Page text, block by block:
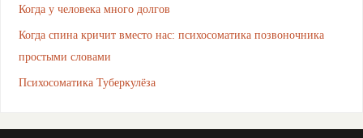
Когда у человека много долгов
Когда спина кричит вместо нас: психосоматика позвоночника
простыми словами
Психосоматика Туберкулёза